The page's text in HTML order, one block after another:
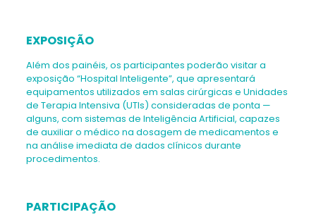
EXPOSIÇÃO
Além dos painéis, os participantes poderão visitar a
exposição “Hospital Inteligente”, que apresentará
equipamentos utilizados em salas cirúrgicas e Unidades
de Terapia Intensiva (UTIs) consideradas de ponta —
alguns, com sistemas de Inteligência Artificial, capazes
de auxiliar o médico na dosagem de medicamentos e
na análise imediata de dados clínicos durante
procedimentos.
PARTICIPAÇÃO